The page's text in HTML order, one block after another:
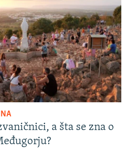
a šta se zna o